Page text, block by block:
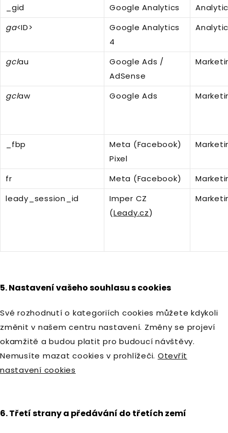
_gid
Google Analytics
ga<ID>
Google Analytics
4
gclau
Google Ads /
AdSense
gclaw Google Ads
_fbp
Meta (Facebook)
Pixel
fr Meta (Facebook)
leady_session_id
Imper CZ
(Leady.cz)
5. Nastavení vašeho souhlasu s cookies
Své rozhodnutí o kategoriích cookies můžete kdykoli
změnit v našem centru nastavení. Změny se projeví
okamžitě a budou platit pro budoucí návštěvy.
Nemusíte mazat cookies v prohlížeči. Otevřít
nastavení cookies
6. Třetí strany a předávání do třetích zemí